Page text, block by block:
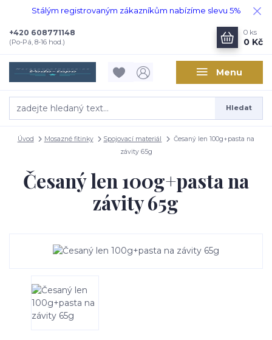
Stálým registrovaným zákazníkům nabízíme slevu 5%
Menu
Hledat
+420 608771148
(Po-Pá, 8-16 hod.)
0 ks
0 Kč
Úvod Mosazné fitinky Spojovací materiál
Česaný len 100g+pasta na
závity 65g
Česaný len 100g+pasta na
závity 65g